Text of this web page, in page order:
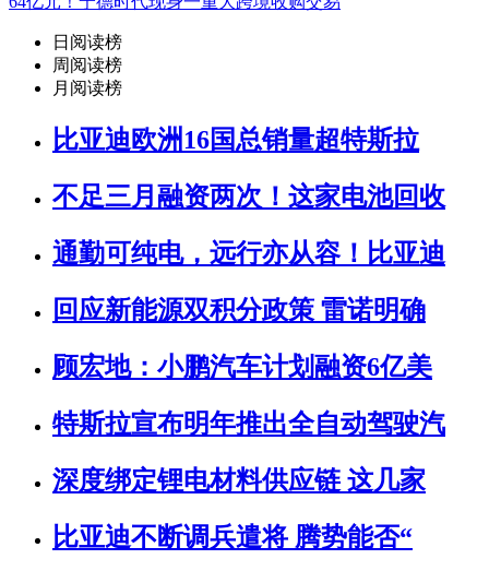
日阅读榜
周阅读榜
月阅读榜
比亚迪欧洲16国总销量超特斯拉
不足三月融资两次！这家电池回收
通勤可纯电，远行亦从容！比亚迪
回应新能源双积分政策 雷诺明确
顾宏地：小鹏汽车计划融资6亿美
特斯拉宣布明年推出全自动驾驶汽
深度绑定锂电材料供应链 这几家
比亚迪不断调兵遣将 腾势能否“